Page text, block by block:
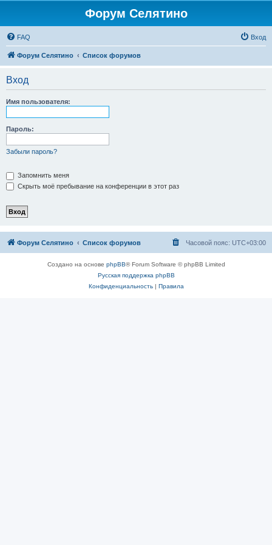
Форум Селятино
FAQ Вход
Форум Селятино Список форумов
Вход
Имя пользователя:
Пароль:
Забыли пароль?
Запомнить меня
Скрыть моё пребывание на конференции в этот раз
Форум Селятино Список форумов Часовой пояс: UTC+03:00
Создано на основе phpBB® Forum Software © phpBB Limited
Русская поддержка phpBB
Конфиденциальность| Правила